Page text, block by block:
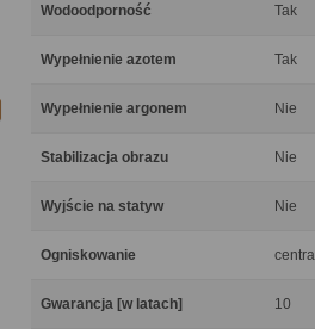
Wodoodporność Tak
Wypełnienie azotem Tak
Wypełnienie argonem Nie
Stabilizacja obrazu Nie
Wyjście na statyw Nie
Ogniskowanie
Gwarancja [w latach] 10